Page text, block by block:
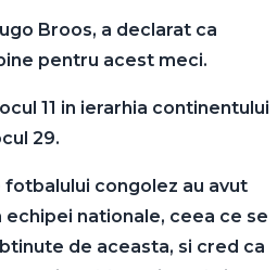
Broos, a declarat ca
pentru acest meci.
11 in ierarhia continentului
29.
congolez au avut
echipei nationale, ceea ce se
de aceasta, si cred ca